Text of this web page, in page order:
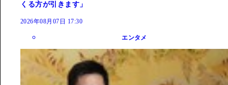
くる方が引きます」
2026年08月07日 17:30
エンタメ